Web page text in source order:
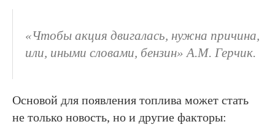
«Чтобы акция двигалась, нужна причина,
или, иными словами, бензин» А.М. Герчик.
Основой для появления топлива может стать
не только новость, но и другие факторы: